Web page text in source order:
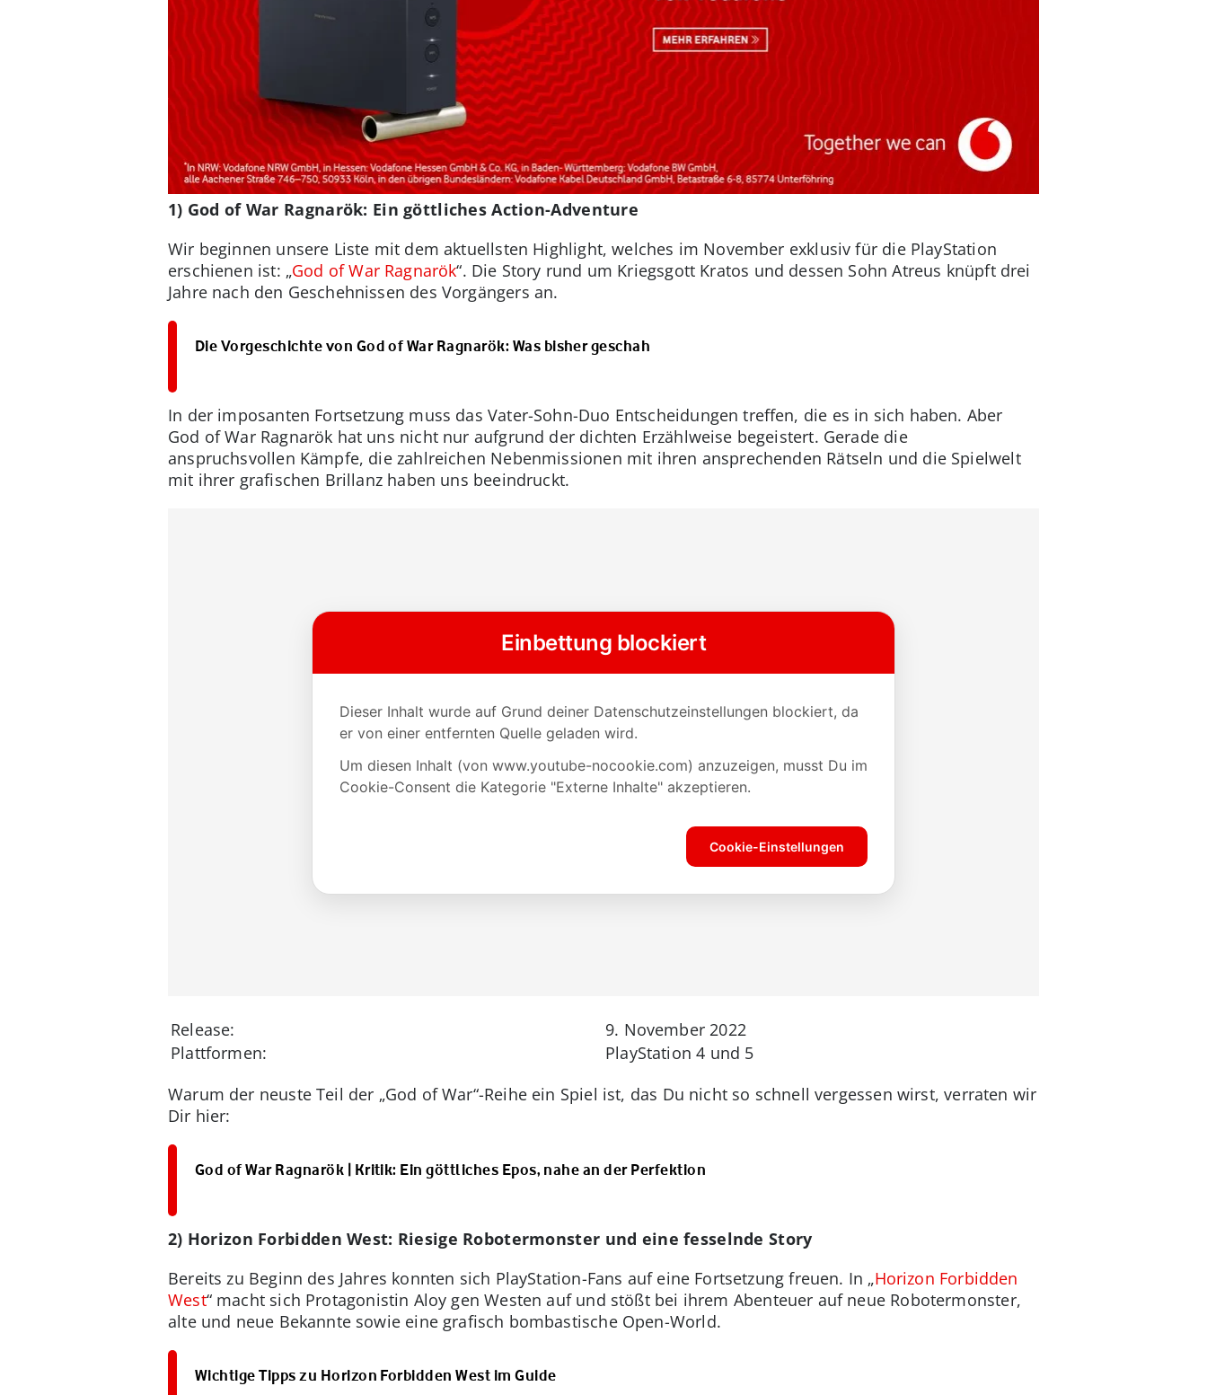
1) God of War Ragnarök: Ein göttliches Action-Adventure
Wir beginnen unsere Liste mit dem aktuellsten Highlight, welches im November exklusiv für die PlayStation
erschienen ist: „God of War Ragnarök“. Die Story rund um Kriegsgott Kratos und dessen Sohn Atreus knüpft drei
Jahre nach den Geschehnissen des Vorgängers an.
Die Vorgeschichte von God of War Ragnarök: Was bisher geschah
In der imposanten Fortsetzung muss das Vater-Sohn-Duo Entscheidungen treffen, die es in sich haben. Aber
God of War Ragnarök hat uns nicht nur aufgrund der dichten Erzählweise begeistert. Gerade die
anspruchsvollen Kämpfe, die zahlreichen Nebenmissionen mit ihren ansprechenden Rätseln und die Spielwelt
mit ihrer grafischen Brillanz haben uns beeindruckt.
Release:
9. November 2022
Plattformen:
PlayStation 4 und 5
Warum der neuste Teil der „God of War“-Reihe ein Spiel ist, das Du nicht so schnell vergessen wirst, verraten wir
Dir hier:
God of War Ragnarök | Kritik: Ein göttliches Epos, nahe an der Perfektion
2) Horizon Forbidden West: Riesige Robotermonster und eine fesselnde Story
Bereits zu Beginn des Jahres konnten sich PlayStation-Fans auf eine Fortsetzung freuen. In „Horizon Forbidden
West“ macht sich Protagonistin Aloy gen Westen auf und stößt bei ihrem Abenteuer auf neue Robotermonster,
alte und neue Bekannte sowie eine grafisch bombastische Open-World.
Wichtige Tipps zu Horizon Forbidden West im Guide